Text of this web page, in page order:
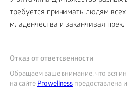
требуется принимать людям всех
младенчества и заканчивая
Отказ от ответсвенности
Обращаем ваше внимание, что вся
на сайтеProwellness предоставлена